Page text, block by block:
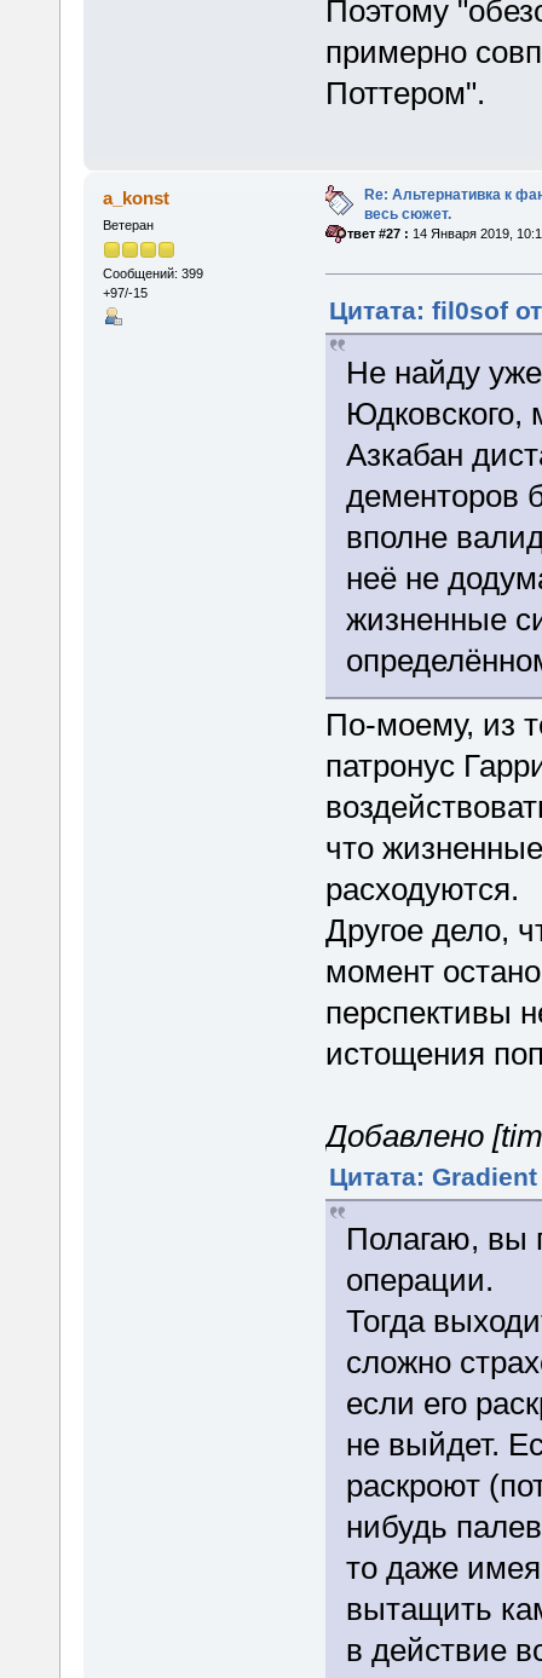
Поэтому
примерно
Поттером".
a_konst
Ветеран
Сообщений: 399
+97/-15
Re: Альтернативка к
весь сюжет.
«Ответ #27 : 14 Января 2019,
Цитата: fil0sof
Не найду
Юдковского,
Азкабан
дементоров
вполне
неё не
жизненные
По-моему, из
патронус
что
расходуются.
Другое дело,
момент
перспективы
истощения
Добавлено
Цитата:
Полагаю, вы
операции.
Тогда
сложно
если его
не выйдет.
раскроют
нибудь
то даже
вытащить
в действие